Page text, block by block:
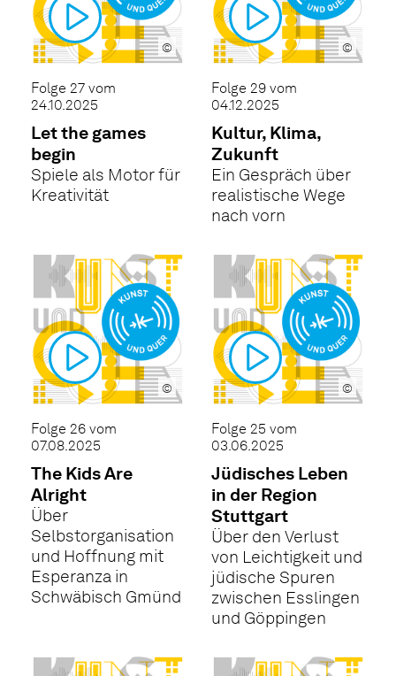
©
Folge 27 vom
24.10.2025
Let the games
begin
Spiele als Motor für
Kreativität
©
Folge 29 vom
04.12.2025
Kultur, Klima,
Zukunft
Ein Gespräch über
realistische Wege
nach vorn
©
Folge 26 vom
07.08.2025
The Kids Are
Alright
Über
Selbstorganisation
und Hoffnung mit
Esperanza in
Schwäbisch Gmünd
©
Folge 25 vom
03.06.2025
Jüdisches Leben
in der Region
Stuttgart
Über den Verlust
von Leichtigkeit und
jüdische Spuren
zwischen Esslingen
und Göppingen